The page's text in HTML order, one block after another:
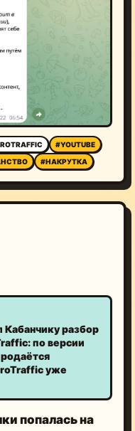
#YOUTUBE
#НАКРУТКА
разбор
по версии
уже
попалась на